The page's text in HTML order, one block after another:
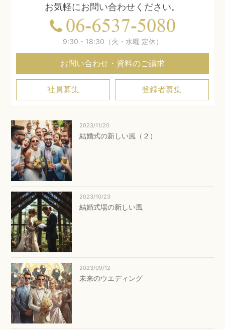
お気軽にお問い合わせください。
9:30 - 18:30（火・水曜 定休）
お問い合わせ・資料のご請求
社員募集 登録者募集
2023/11/20
結婚式の新しい風（２）
2023/10/23
結婚式場の新しい風
2023/09/12
未来のウエディング